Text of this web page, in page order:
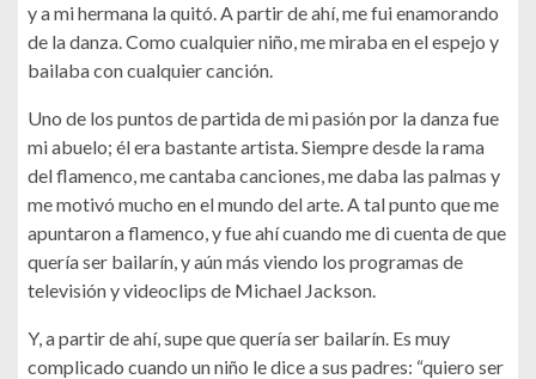
y a mi hermana la quitó. A partir de ahí, me fui enamorando
de la danza. Como cualquier niño, me miraba en el espejo y
bailaba con cualquier canción.
Uno de los puntos de partida de mi pasión por la danza fue
mi abuelo; él era bastante artista. Siempre desde la rama
del flamenco, me cantaba canciones, me daba las palmas y
me motivó mucho en el mundo del arte. A tal punto que me
apuntaron a flamenco, y fue ahí cuando me di cuenta de que
quería ser bailarín, y aún más viendo los programas de
televisión y videoclips de Michael Jackson.
Y, a partir de ahí, supe que quería ser bailarín. Es muy
complicado cuando un niño le dice a sus padres: “quiero ser